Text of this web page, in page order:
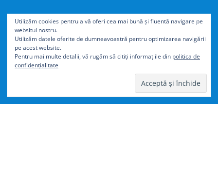
Cu40% mai ușordecât
aluminiul
Utilizăm cookies pentru a vă oferi cea mai bună și fluentă navigare pe
websitul nostru.
Utilizăm datele oferite de dumneavoastră pentru optimizarea navigării
pe acest website.
Pentru mai multe detalii, vă rugăm să citiți informațiile din politica de
confidențialitate